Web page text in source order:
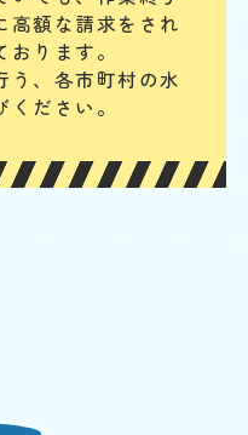
限
定
割
引
円〜
イレの臭気が上がってこない
。異物が混入するとそこで引
ると一般の人ではつまりを解
高額な請求をされ
ります。
う、各市町村の水
ださい。